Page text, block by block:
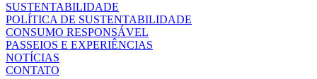
SUSTENTABILIDADE
POLÍTICA DE SUSTENTABILIDADE
CONSUMO RESPONSÁVEL
PASSEIOS E EXPERIÊNCIAS
NOTÍCIAS
CONTATO